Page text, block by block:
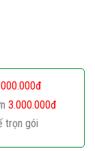
3.000.000đ
trọn gói